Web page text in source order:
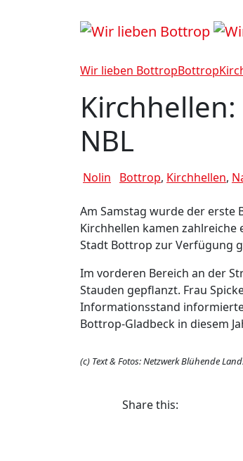
Wir lieben BottropBottrop
NBL
Nolin Bottrop, Kirchhellen,
Am Samstag wurde der erste
Kirchhellen kamen zahlreiche
Stadt Bottrop zur Verfügung
Im vorderen Bereich an der
Stauden gepflanzt. Frau
Informationsstand
Bottrop-Gladbeck in diesem
(c) Text & Fotos: Netzwerk Blühende
Share this: